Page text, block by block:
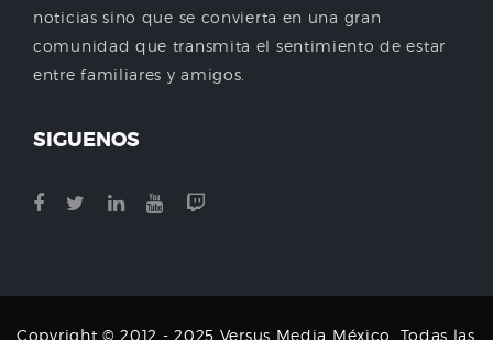
noticias sino que se convierta en una gran
comunidad que transmita el sentimiento de estar
entre familiares y amigos.
SIGUENOS
Copyright © 2012 - 2025 Versus Media México. Todas las